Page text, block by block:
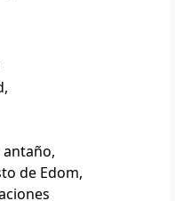
de Edom,